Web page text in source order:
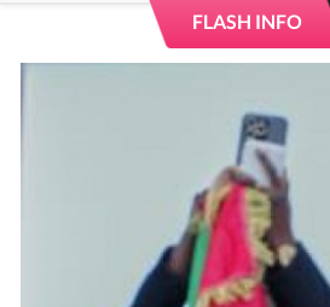
FLASH INFO